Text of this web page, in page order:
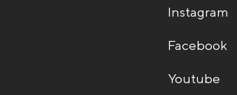
Instagram
Facebook
Youtube